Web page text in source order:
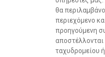
θα
περιεχόμενο
προηγούμενη
ταχυδρομείου